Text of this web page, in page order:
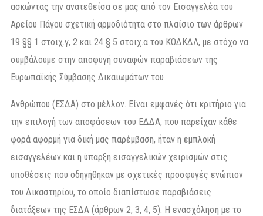
ασκώντας την ανατεθείσα σε μας από τον Εισαγγελέα του
Αρείου Πάγου σχετική αρμοδιότητα στο πλαίσιο των άρθρων
19 §§ 1 στοιχ.γ, 2 και 24 § 5 στοιχ.α του ΚΟΔΚΔΛ, με στόχο να
συμβάλουμε στην αποφυγή συναφών παραβιάσεων της
Ευρωπαϊκής Σύμβασης Δικαιωμάτων του
Ανθρώπου (ΕΣΔΑ) στο μέλλον. Είναι εμφανές ότι κριτήριο για
την επιλογή των αποφάσεων του ΕΔΔΑ, που παρείχαν κάθε
φορά αφορμή για δική μας παρέμβαση, ήταν η εμπλοκή
εισαγγελέων και η ύπαρξη εισαγγελικών χειρισμών στις
υποθέσεις που οδηγήθηκαν με σχετικές προσφυγές ενώπιον
του Δικαστηρίου, το οποίο διαπίστωσε παραβιάσεις
διατάξεων της ΕΣΔΑ (άρθρων 2, 3, 4, 5). Η ενασχόληση με το